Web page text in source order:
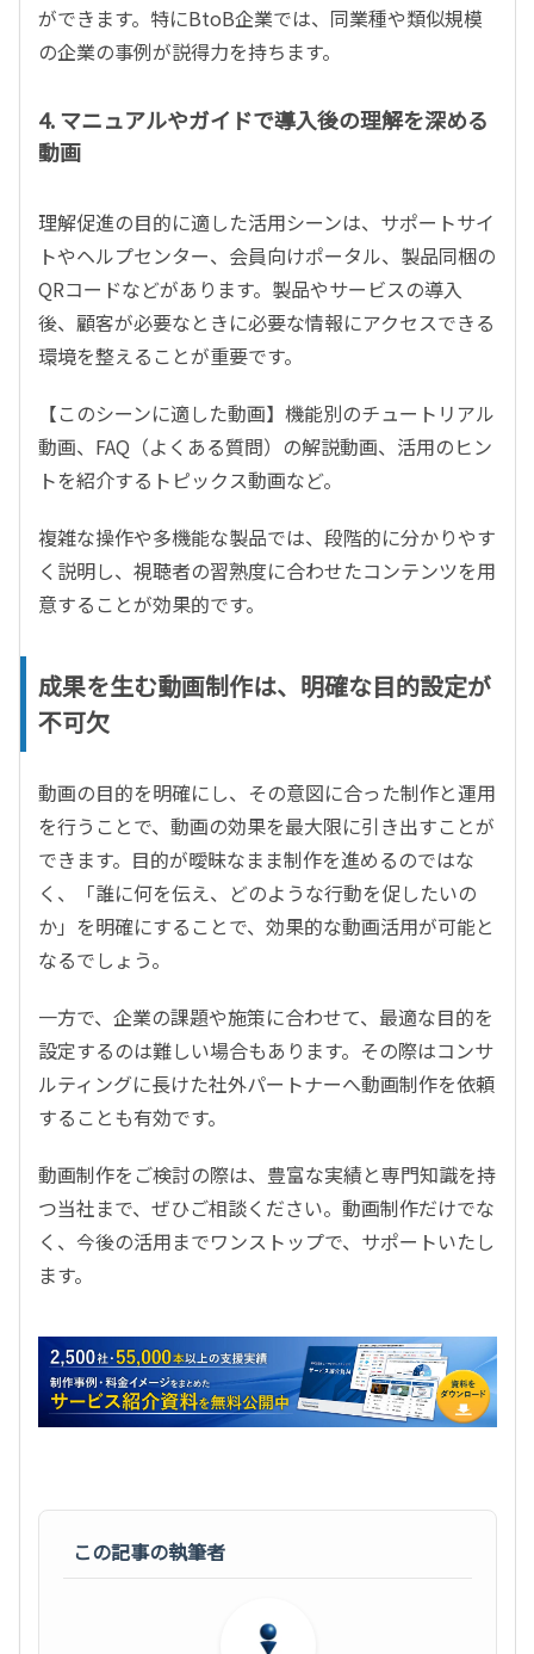
ができます。特にBtoB企業では、同業種や類似規模
の企業の事例が説得力を持ちます。
4. マニュアルやガイドで導入後の理解を深める
動画
理解促進の目的に適した活用シーンは、サポートサイ
トやヘルプセンター、会員向けポータル、製品同梱の
QRコードなどがあります。製品やサービスの導入
後、顧客が必要なときに必要な情報にアクセスできる
環境を整えることが重要です。
【このシーンに適した動画】機能別のチュートリアル
動画、 FAQ （よくある質問）の解説動画、活用のヒン
トを紹介するトピックス動画など。
複雑な操作や多機能な製品では、段階的に分かりやす
く説明し、視聴者の習熟度に合わせたコンテンツを用
意することが効果的です。
成果を生む動画制作は、明確な目的設定が
不可欠
動画の目的を明確にし、その意図に合った制作と運用
を行うことで、動画の効果を最大限に引き出すことが
できます。目的が曖昧なまま制作を進めるのではな
く、「誰に何を伝え、どのような行動を促したいの
か」を明確にすることで、効果的な動画活用が可能と
なるでしょう。
一方で、企業の課題や施策に合わせて、最適な目的を
設定するのは難しい場合もあります。その際はコンサ
ルティングに長けた社外パートナーへ動画制作を依頼
することも有効です。
動画制作をご検討の際は、豊富な実績と専門知識を持
つ当社まで、ぜひご相談ください。動画制作だけでな
く、今後の活用までワンストップで、サポートいたし
ます。
この記事の執筆者